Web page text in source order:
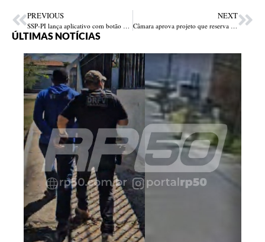
PREVIOUS
SSP-PI lança aplicativo com botão do pânico para motoristas acionarem a polícia em emergências
NEXT
Câmara aprova projeto que reserva banheiros femininos a mulheres biológicas
ÚLTIMAS NOTÍCIAS